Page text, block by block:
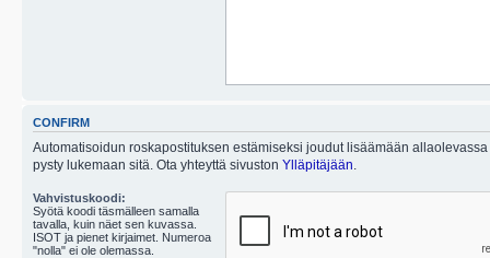
CONFIRM
Automatisoidun roskapostituksen estämiseksi joudut lisäämään
pysty lukemaan sitä. Ota yhteyttä sivuston Ylläpitäjään
Vahvistuskoodi:
Syötä koodi täsmälleen samalla
tavalla, kuin näet sen kuvassa.
ISOT ja pienet kirjaimet. Numeroa
"nolla" ei ole olemassa.